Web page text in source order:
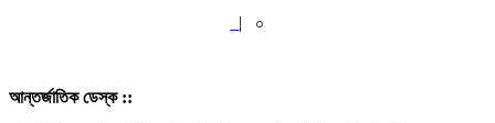
|
০
আন্তর্জাতিক ডেস্ক ::